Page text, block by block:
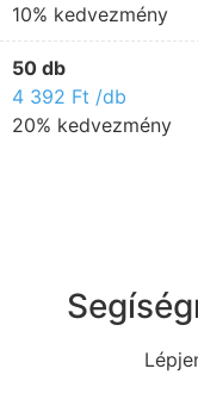
10% kedvezmény
50 db
4 392 Ft /db
20% kedvezmény